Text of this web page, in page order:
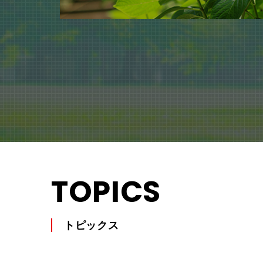
TOPICS
トピックス